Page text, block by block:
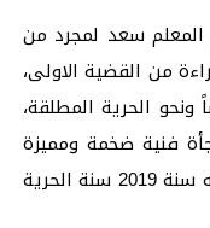
المعلم سعد لمجرد من
من القضية الاولى،
ونحو الحرية المطلقة،
فنية ضخمة ومميزة
كما عود لمجرد محبيه، مبروك وانشاءالله سنة 2019 سنة الحرية